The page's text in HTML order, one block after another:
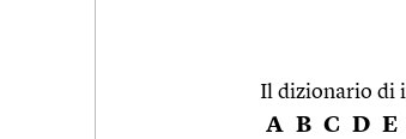
Il dizionario di
A B C D E